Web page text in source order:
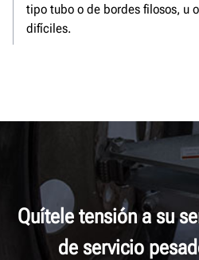
tipo tubo o de bordes filosos, u
difíciles.
Quítele tensión a su
de servicio